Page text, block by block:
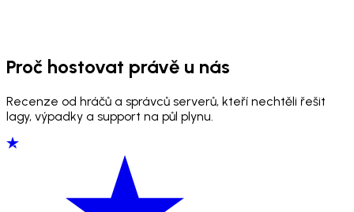
Proč hostovat právě u nás
Recenze od hráčů a správců serverů, kteří nechtěli řešit
lagy, výpadky a support na půl plynu.